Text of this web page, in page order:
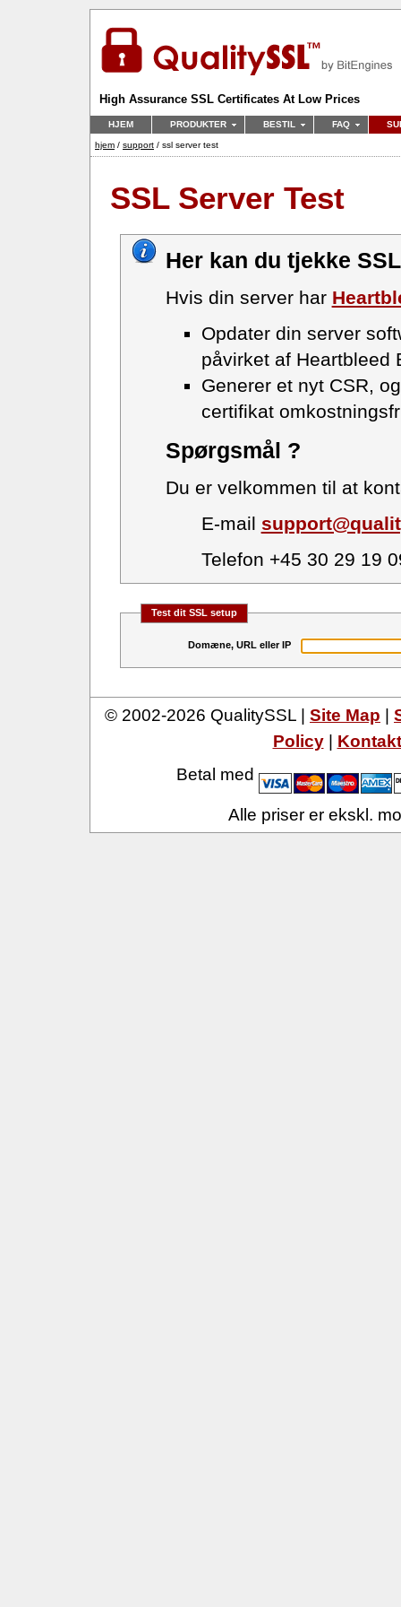
High Assurance SSL Certificates At Low Prices
HJEM PRODUKTER BESTIL FAQ
hjem / support / ssl server test
SSL Server Test
Her kan du tjekke
Hvis din server har
Opdater din server
påvirket af Heartbleed
Generer et nyt CSR,
certifikat
Spørgsmål ?
Du er velkommen til at
E-mail
Telefon +45 30 29 19
Test dit SSL setup
Domæne, URL eller IP
© 2002-2026 QualitySSL | Site Map |
Policy|
Betal med
Alle priser er ekskl.